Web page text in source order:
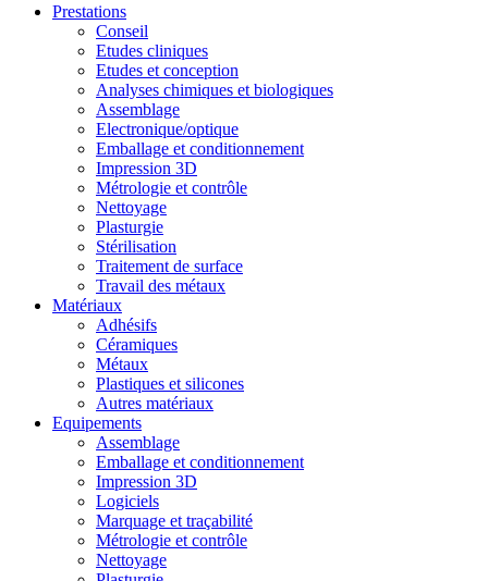
Prestations
Conseil
Etudes cliniques
Etudes et conception
Analyses chimiques et biologiques
Assemblage
Electronique/optique
Emballage et conditionnement
Impression 3D
Métrologie et contrôle
Nettoyage
Plasturgie
Stérilisation
Traitement de surface
Travail des métaux
Matériaux
Adhésifs
Céramiques
Métaux
Plastiques et silicones
Autres matériaux
Equipements
Assemblage
Emballage et conditionnement
Impression 3D
Logiciels
Marquage et traçabilité
Métrologie et contrôle
Nettoyage